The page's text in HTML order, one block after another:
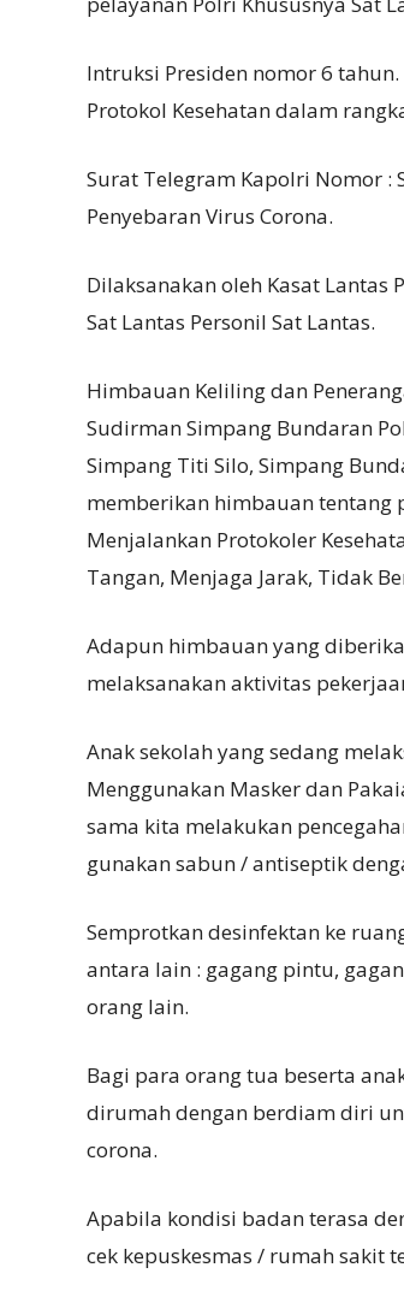
Intruksi Presiden nomor 6
Protokol Kesehatan dalam
Surat Telegram Kapolri Nomor :
Penyebaran Virus Corona.
Dilaksanakan oleh Kasat Lantas
Sat Lantas Personil Sat Lantas.
Himbauan Keliling dan
Sudirman Simpang Bundaran
Simpang Titi Silo, Simpang
memberikan himbauan tentang
Menjalankan Protokoler
Tangan, Menjaga Jarak, Tidak
Adapun himbauan yang
melaksanakan aktivitas
Anak sekolah yang sedang
Menggunakan Masker dan
sama kita melakukan
gunakan sabun / antiseptik
Semprotkan desinfektan ke
antara lain : gagang pintu,
orang lain.
Bagi para orang tua beserta
dirumah dengan berdiam diri
corona.
Apabila kondisi badan terasa
cek kepuskesmas / rumah sakit